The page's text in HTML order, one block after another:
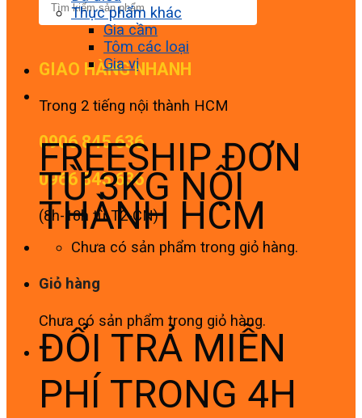
GIAO HÀNG NHANH
Trong 2 tiếng nội thành HCM
0906 845 636
0966 845 636
(8h-18h từ T2-CN)
Chưa có sản phẩm trong giỏ hàng.
Giỏ hàng
Chưa có sản phẩm trong giỏ hàng.
Thực phẩm khác
Gia cầm
Tôm các loại
Gia vị
FREESHIP ĐƠN
TỪ 3KG NỘI
THÀNH HCM
ĐỔI TRẢ MIỄN
PHÍ TRONG 4H